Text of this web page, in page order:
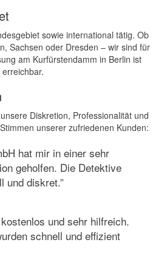
sowie international tätig. Ob
Sachsen oder Dresden – wir sind für
am Kurfürstendamm in Berlin ist
Diskretion, Professionalität und
unserer zufriedenen Kunden:
hat mir in einer sehr
geholfen. Die Detektive
und diskret.”
und sehr hilfreich.
schnell und effizient